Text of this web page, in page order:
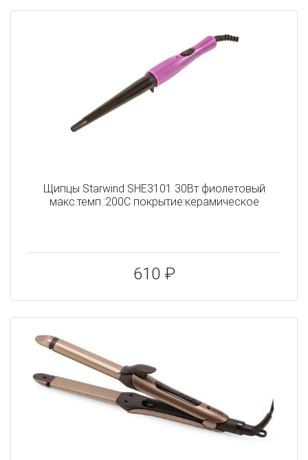
Щипцы Starwind SHE3101 30Вт фиолетовый
макс.темп.:200С покрытие:керамическое
610 ₽